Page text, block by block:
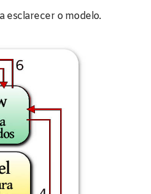
esclarecer o modelo.